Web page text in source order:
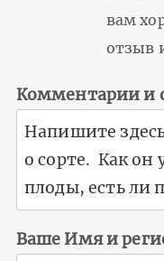
вам
отзыв
Комментарии и
Ваше Имя и